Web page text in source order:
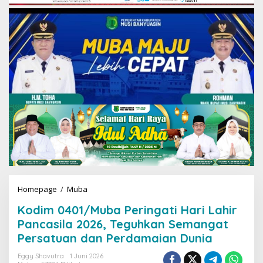
Homepage / Muba
d
i
m
0
4
Kodim 0401/Muba Peringati Hari Lahir
Pancasila 2026, Teguhkan Semangat
Persatuan dan Perdamaian Dunia
Eggy Shavutra
1 Juni 2026